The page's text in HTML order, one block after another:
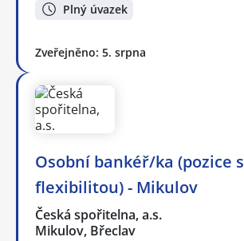
Plný úvazek
Zveřejněno: 5. srpna
Osobní bankéř/ka (pozice s
flexibilitou) - Mikulov
Česká spořitelna, a.s.
Mikulov, Břeclav